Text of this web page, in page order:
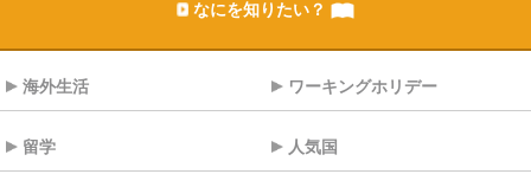
なにを知りたい？
海外生活 ワーキングホリデー
留学 人気国